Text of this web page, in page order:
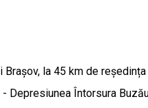
la 45 km de
Depresiunea Întorsura